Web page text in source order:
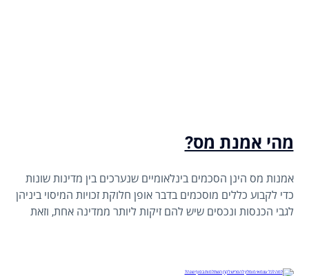
מהי אמנת מס?
אמנות מס הינן הסכמים בינלאומיים שנערכים בין מדינות שונות
כדי לקבוע כללים מוסכמים בדבר אופן חלוקת זכויות המיסוי ביניהן
לגבי הכנסות ונכסים שיש להם זיקות ליותר ממדינה אחת, וזאת